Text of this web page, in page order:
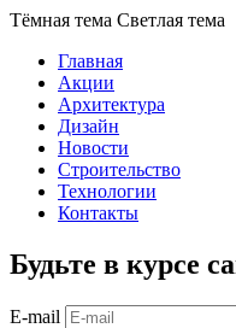
Тёмная тема Светлая тема
Главная
Акции
Архитектура
Дизайн
Новости
Строительство
Технологии
Контакты
Будьте в курсе
E-mail